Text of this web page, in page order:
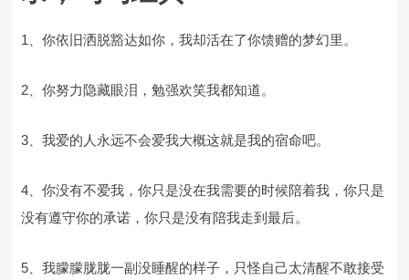
1、你依旧洒脱豁达如你，我却活在了你馈赠的梦幻里。
2、你努力隐藏眼泪，勉强欢笑我都知道。
3、我爱的人永远不会爱我大概这就是我的宿命吧。
4、你没有不爱我，你只是没在我需要的时候陪着我，你只是
没有遵守你的承诺，你只是没有陪我走到最后。
5、我朦朦胧胧一副没睡醒的样子，只怪自己太清醒不敢接受